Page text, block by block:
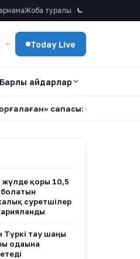
Жоба туралы
Today Live
Барлық айдарлар
сапасы: Әкімдік кімді
қоры 10,5
суретшілер
Түркі тау шаңғы
одағына